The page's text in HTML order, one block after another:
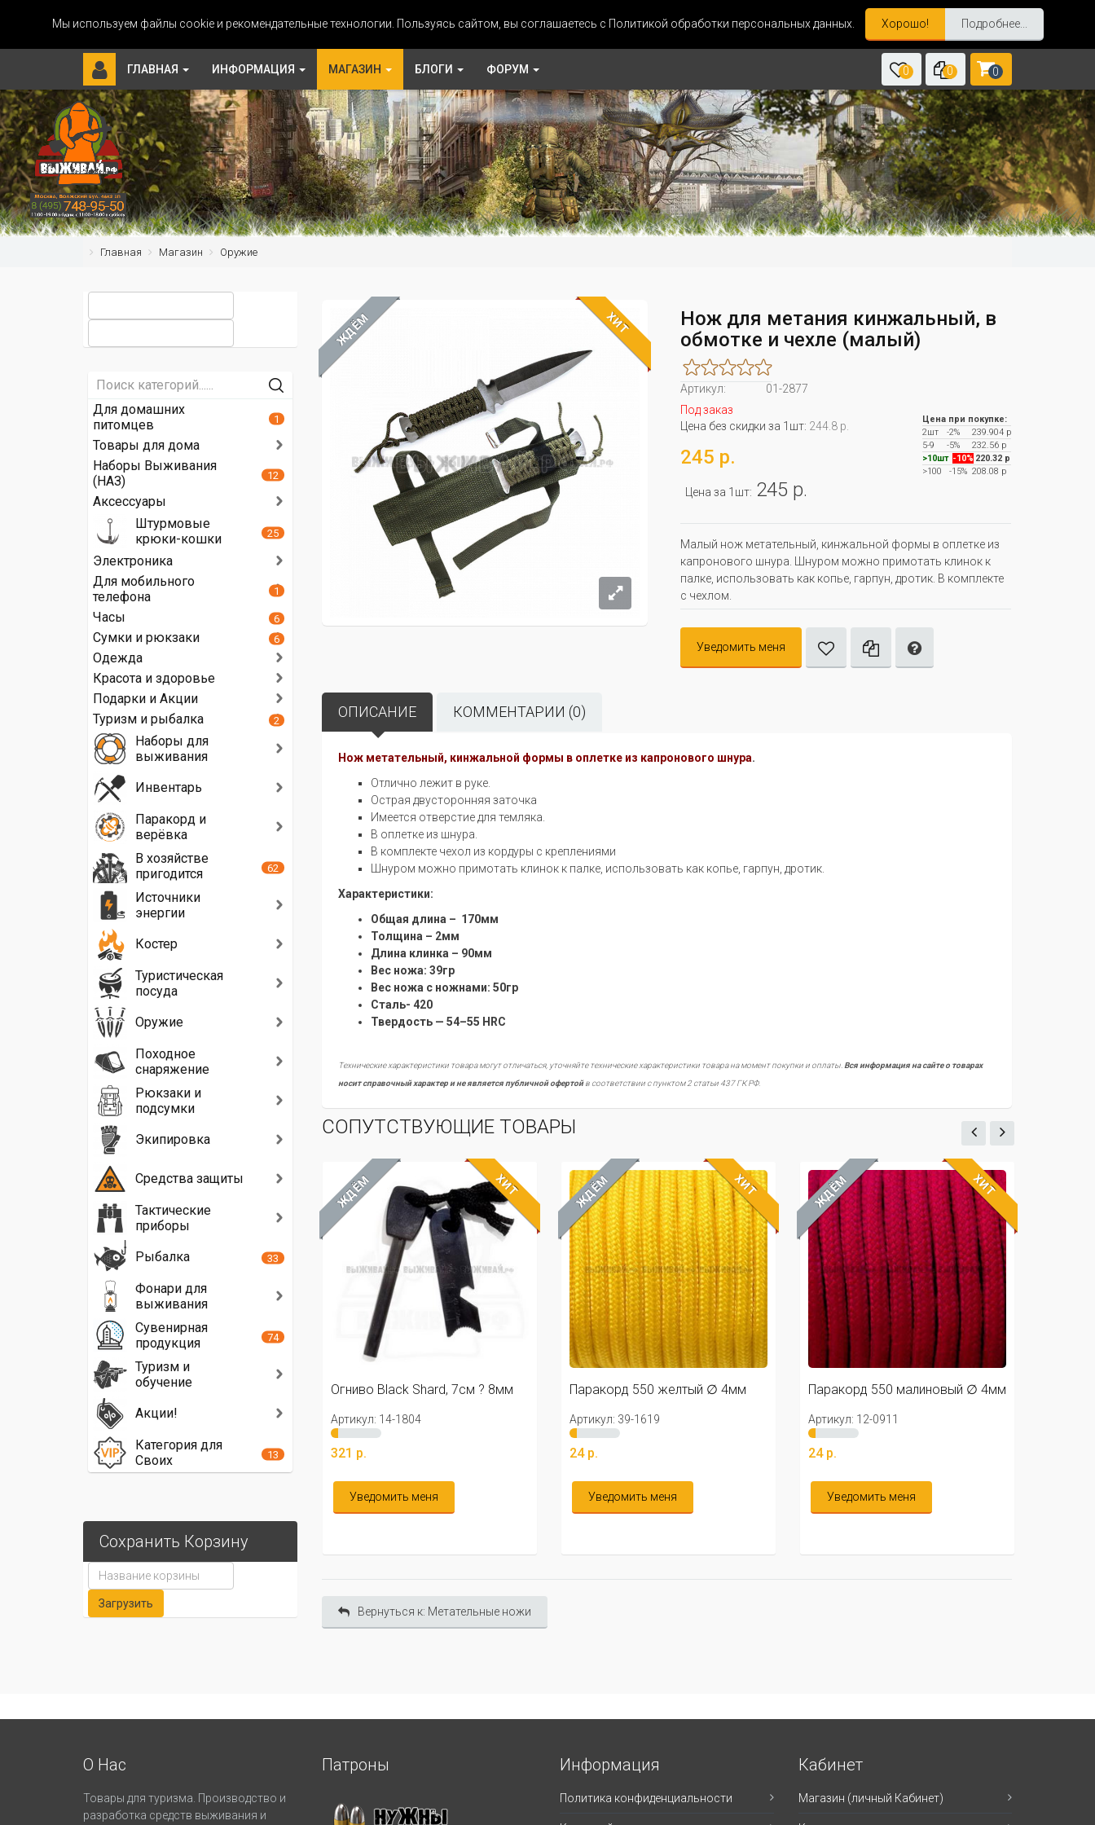
Мы используем файлы cookie и рекомендательные технологии. Пользуясь сайтом, вы соглашаетесь с Политикой обработки персональных данных. Хорошо! Подробнее...
ГЛАВНАЯ ИНФОРМАЦИЯ МАГАЗИН БЛОГИ ФОРУМ 0 0 0
Главная Магазин Оружие
ЖДЁМ ХИТ
Нож для метания кинжальный, в
обмотке и чехле (малый)
Артикул:
01-2877
Под заказ
Цена без скидки за 1шт: 244.8 р.
245 р.
Цена за 1шт: 245 р.
Цена при покупке:
2шт
-2%
239.904 р
5-9
-5%
232.56 р
>10шт -10% 220.32 р
>100
-15%208.08 р
Малый нож метательный, кинжальной формы в оплетке из
капронового шнура. Шнуром можно примотать клинок к
палке, использовать как копье, гарпун, дротик. В комплекте
с чехлом.
Уведомить меня
ОПИСАНИЕ КОММЕНТАРИИ (0)
Нож метательный, кинжальной формы в оплетке из капронового шнура.
Отлично лежит в руке.
Острая двусторонняя заточка
Имеется отверстие для темляка.
В оплетке из шнура.
В комплекте чехол из кордуры с креплениями
Шнуром можно примотать клинок к палке, использовать как копье, гарпун, дротик.
Характеристики:
Общая длина – 170мм
Толщина – 2мм
Длина клинка – 90мм
Вес ножа: 39гр
Вес ножа с ножнами: 50гр
Сталь- 420
Твердость — 54–55 HRC
Технические характеристики товара могут отличаться, уточняйте технические характеристики товара на момент покупки и оплаты.Вся информация на сайте о товарах
носит справочный характер и не является публичной офертойв соответствии с пунктом 2 статьи 437 ГК РФ.
СОПУТСТВУЮЩИЕ ТОВАРЫ
ЖДЁМ ХИТ
Огниво Black Shard, 7см ? 8мм
Артикул: 14-1804
321 р.
ЖДЁМ ХИТ
Паракорд 550 желтый ∅ 4мм
Артикул: 39-1619
24 р.
Уведомить меня
ЖДЁМ ХИТ
Паракорд 550 малиновый ∅ 4мм
Артикул: 12-0911
24 р.
Уведомить меня
ЖДЁМ ХИТ
Паракорд 550 оранжевый ∅
Артикул: 39-1622
24 р.
Уведомить меня
Вернуться к: Метательные ножи
Для домашних
питомцев
1
Товары для дома
Наборы Выживания
(НАЗ)
12
Аксессуары
Штурмовые
крюки-кошки
25
Электроника
Для мобильного
телефона
1
Часы 6
Сумки и рюкзаки 6
Одежда
Красота и здоровье
Подарки и Акции
Туризм и рыбалка
2
Наборы для
выживания
Инвентарь
Паракорд и
верёвка
В хозяйстве
пригодится
62
Источники
энергии
Костер
Туристическая
посуда
Оружие
Походное
снаряжение
Рюкзаки и
подсумки
Экипировка
Средства защиты
Тактические
приборы
Рыбалка
33
Фонари для
выживания
Сувенирная
продукция
74
Туризм и
обучение
Акции!
Категория для
Своих
13
Сохранить Корзину
О Нас
Товары для туризма. Производство и
разработка средств выживания и
Патроны Информация
Политика конфиденциальности
Кабинет
Магазин (личный Кабинет)